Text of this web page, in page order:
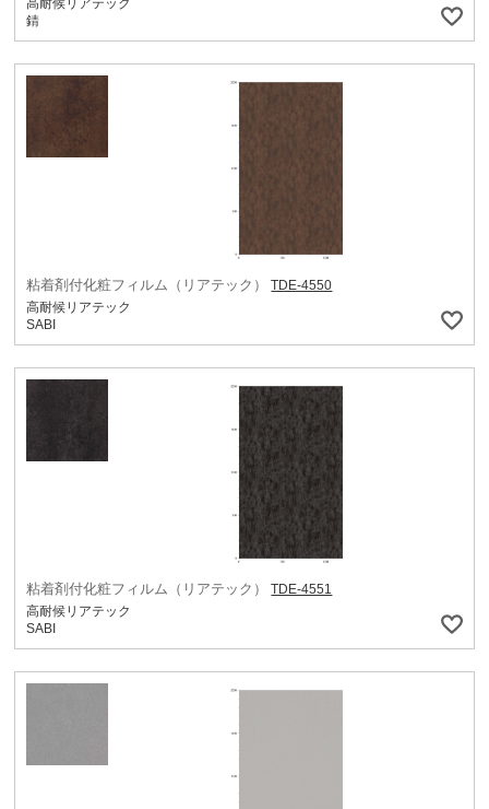
高耐候リアテック
錆
粘着剤付化粧フィルム（リアテック）
TDE-4550
高耐候リアテック
SABI
粘着剤付化粧フィルム（リアテック）
TDE-4551
高耐候リアテック
SABI